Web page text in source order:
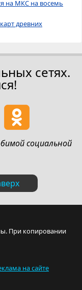
на МКС на восемь
древних
сетях.
социальной
При копировании
на сайте